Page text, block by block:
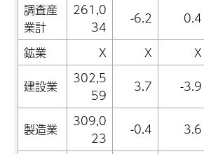
調査産
業計
261,0
34
-6.2 0.4
鉱業
X X X
建設業
302,5
59
3.7 -3.9
製造業
309,0
23
-0.4 3.6